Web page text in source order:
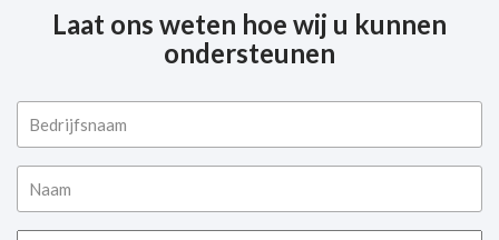
Laat ons weten hoe wij u kunnen
ondersteunen